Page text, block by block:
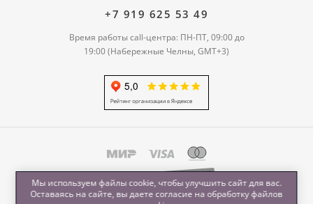
+7 919 625 53 49
Время работы call-центра: ПН-ПТ, 09:00 до
19:00 (Набережные Челны, GMT+3)
Мы используем файлы cookie, чтобы улучшить сайт для вас.
Оставаясь на сайте, вы даете согласие на обработкуфайлов